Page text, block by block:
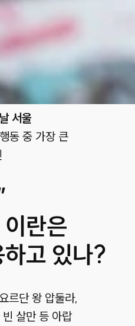
서울
동 중 가장 큰
란은
고 있나?
르단 왕 압둘라,
살만 등 아랍